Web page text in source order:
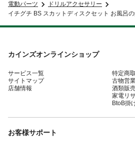
電動パーツ
ドリルアクセサリー
イチグチ BS スカットディスクセット お風呂
カインズオンラインショップ
サービス一覧
サイトマップ
店舗情報
特定商
古物営
酒類販
家電リ
BtoB掛
お客様サポート